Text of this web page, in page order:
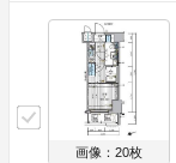
画像：20枚